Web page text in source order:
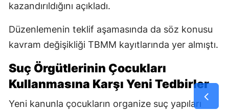
kazandırıldığını açıkladı.
Düzenlemenin teklif aşamasında da söz konusu
kavram değişikliği TBMM kayıtlarında yer almıştı.
Suç Örgütlerinin Çocukları
Kullanmasına Karşı Yeni Tedbirler
Yeni kanunla çocukların organize suç yapıları